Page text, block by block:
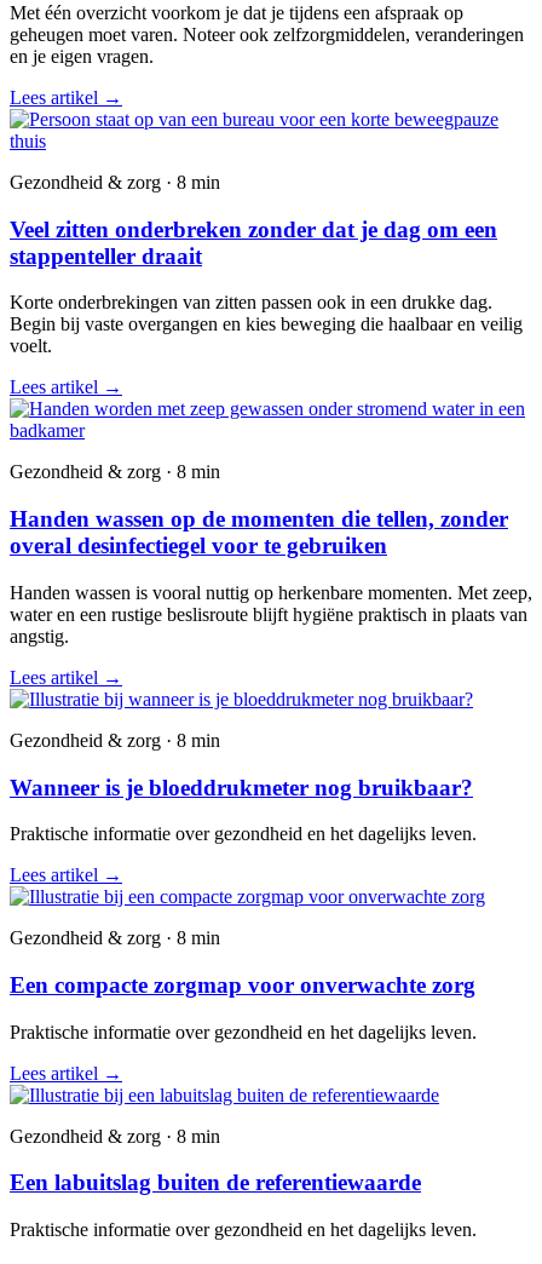
Met één overzicht voorkom je dat je tijdens een afspraak op
geheugen moet varen. Noteer ook zelfzorgmiddelen, veranderingen
en je eigen vragen.
Lees artikel →
Gezondheid & zorg · 8 min
Veel zitten onderbreken zonder dat je dag om een
stappenteller draait
Korte onderbrekingen van zitten passen ook in een drukke dag.
Begin bij vaste overgangen en kies beweging die haalbaar en veilig
voelt.
Lees artikel →
Gezondheid & zorg · 8 min
Handen wassen op de momenten die tellen, zonder
overal desinfectiegel voor te gebruiken
Handen wassen is vooral nuttig op herkenbare momenten. Met zeep,
water en een rustige beslisroute blijft hygiëne praktisch in plaats van
angstig.
Lees artikel →
Gezondheid & zorg · 8 min
Wanneer is je bloeddrukmeter nog bruikbaar?
Praktische informatie over gezondheid en het dagelijks leven.
Lees artikel →
Gezondheid & zorg · 8 min
Een compacte zorgmap voor onverwachte zorg
Praktische informatie over gezondheid en het dagelijks leven.
Lees artikel →
Gezondheid & zorg · 8 min
Een labuitslag buiten de referentiewaarde
Praktische informatie over gezondheid en het dagelijks leven.